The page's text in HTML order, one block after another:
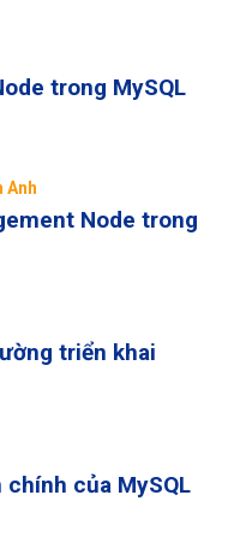
trong MySQL
Anh
Node trong
triển khai
chính của MySQL